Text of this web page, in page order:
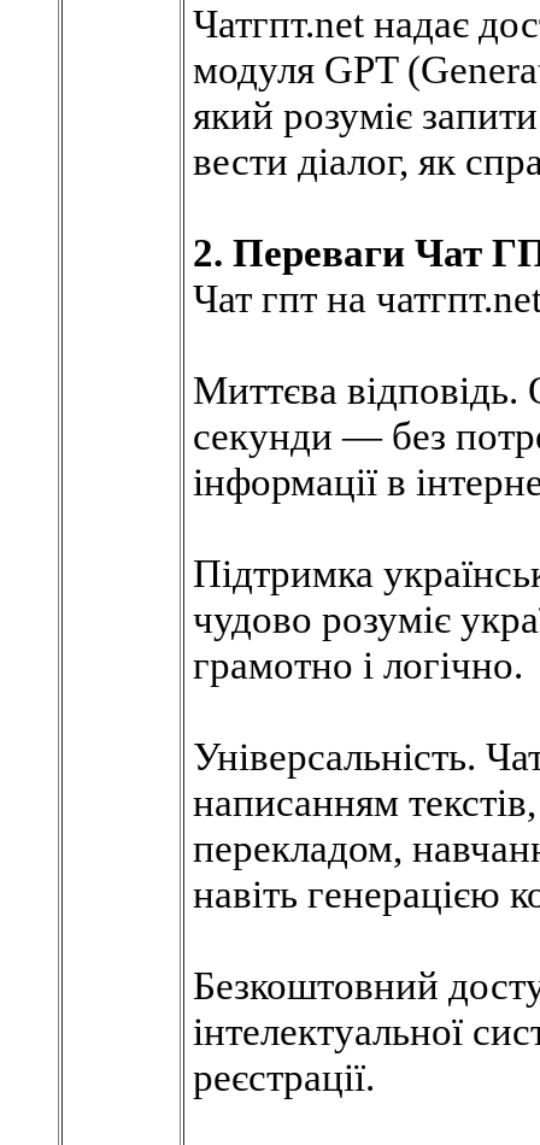
Чатгпт.net надає
модуля GPT
який розуміє
вести діалог, як
2. Переваги Чат
Чат гпт на
Миттєва відповідь.
секунди — без
інформації в
Підтримка
чудово розуміє
грамотно і логічно.
Універсальність.
написанням
перекладом,
навіть генерацією
Безкоштовний
інтелектуальної
реєстрації.